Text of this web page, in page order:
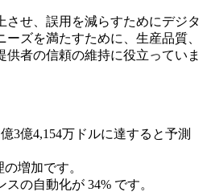
せ、誤用を減らすためにデジタ
ズを満たすために、生産品質、
者の信頼の維持に役立っていま
3億4,154万ドルに達すると予測
増加です。
の自動化が 34% です。